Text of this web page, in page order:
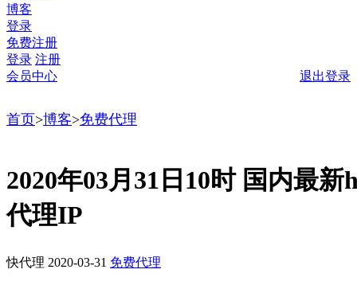
博客
登录
免费注册
登录 注册
会员中心
退出登录
首页>博客>免费代理
2020年03月31日10时 国内最
代理IP
快代理 2020-03-31 免费代理